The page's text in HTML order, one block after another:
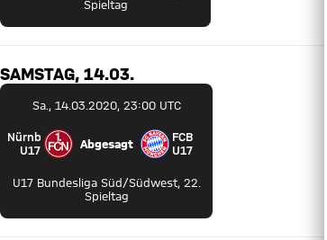
Spieltag
SAMSTAG, 14.03.
Sa., 14.03.2020, 23:00 UTC
1. FC Nürnberg U17 gegen FC Bayern U17
Nürnberg
U17
Abgesagt
FCB
U17
U17 Bundesliga Süd/Südwest, 22.
Spieltag